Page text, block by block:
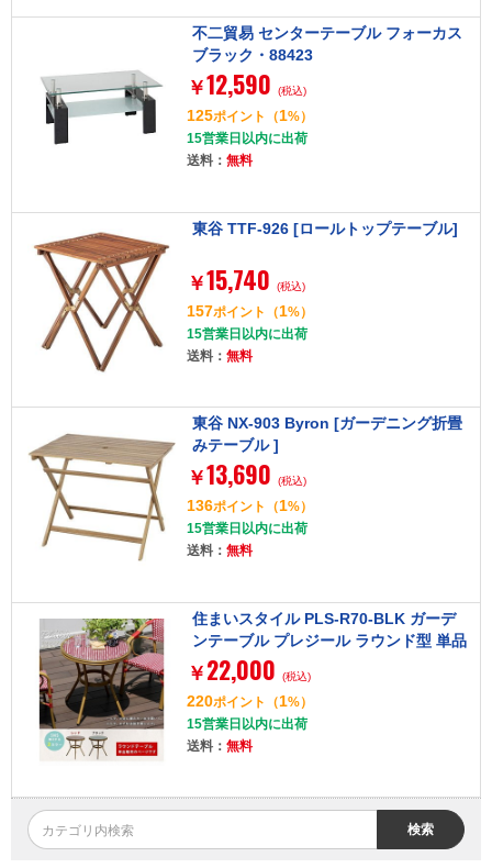
不二貿易 センターテーブル フォーカス
ブラック・88423
￥12,590 (税込)
125ポイント （1%）
15営業日以内に出荷
送料： 無料
東谷 TTF-926 [ロールトップテーブル]
￥15,740 (税込)
157ポイント （1%）
15営業日以内に出荷
送料： 無料
東谷 NX-903 Byron [ガーデニング折畳
みテーブル ]
￥13,690 (税込)
136ポイント （1%）
15営業日以内に出荷
送料： 無料
住まいスタイル PLS-R70-BLK ガーデ
ンテーブル プレジール ラウンド型 単品
ブラック
￥ 22,000 (税込)
220ポイント （1%）
15営業日以内に出荷
送料： 無料
検索